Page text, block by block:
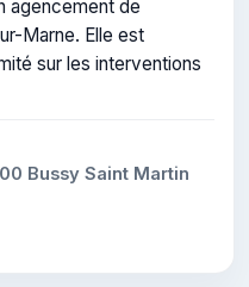
agencement de
Marne. Elle est
sur les interventions
Bussy Saint Martin